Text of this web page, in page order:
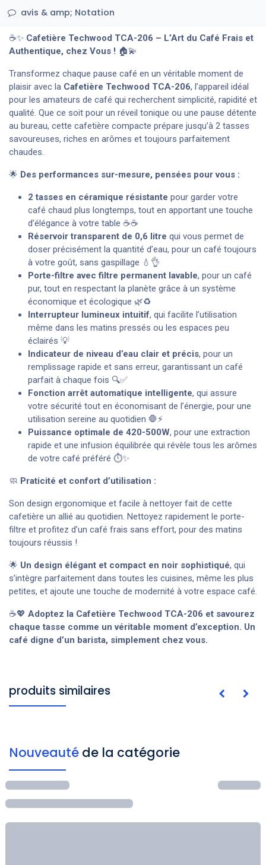
avis & amp; Notation
☕✨ Cafetière Techwood TCA-206 – L’Art du Café Frais et
Authentique, chez Vous ! 🏠💫
Transformez chaque pause café en un véritable moment de
plaisir avec la Cafetière Techwood TCA-206, l’appareil idéal
pour les amateurs de café qui recherchent simplicité, rapidité et
qualité. Que ce soit pour un réveil tonique ou une pause détente
au bureau, cette cafetière compacte prépare jusqu’à 2 tasses
savoureuses, riches en arômes et toujours parfaitement
chaudes.
🌟 Des performances sur-mesure, pensées pour vous :
2 tasses en céramique résistante pour garder votre
café chaud plus longtemps, tout en apportant une touche
d’élégance à votre table ☕☕
Réservoir transparent de 0,6 litre qui vous permet de
doser précisément la quantité d’eau, pour un café toujours
à votre goût, sans gaspillage 💧👌
Porte-filtre avec filtre permanent lavable, pour un café
pur, tout en respectant la planète grâce à un système
économique et écologique 🌿♻️
Interrupteur lumineux intuitif, qui facilite l’utilisation
même dans les matins pressés ou les espaces peu
éclairés 💡
Indicateur de niveau d’eau clair et précis, pour un
remplissage rapide et sans erreur, garantissant un café
parfait à chaque fois 🔍✅
Fonction arrêt automatique intelligente, qui assure
votre sécurité tout en économisant de l’énergie, pour une
utilisation sereine au quotidien 🛑⚡
Puissance optimale de 420-500W, pour une extraction
rapide et une infusion équilibrée qui révèle tous les arômes
de votre café préféré ⏱️✨
🧼 Praticité et confort d’utilisation :
Son design ergonomique et facile à nettoyer fait de cette
cafetière un allié au quotidien. Nettoyez rapidement le porte-
filtre et profitez d’un café frais sans effort, pour des matins
toujours réussis !
🌟 Un design élégant et compact en noir sophistiqué, qui
s’intègre parfaitement dans toutes les cuisines, même les plus
petites, et ajoute une touche de modernité à votre espace café.
☕💖 Adoptez la Cafetière Techwood TCA-206 et savourez
chaque tasse comme un véritable moment d’exception. Un
café digne d’un barista, simplement chez vous.
produits similaires
Nouveauté de la catégorie